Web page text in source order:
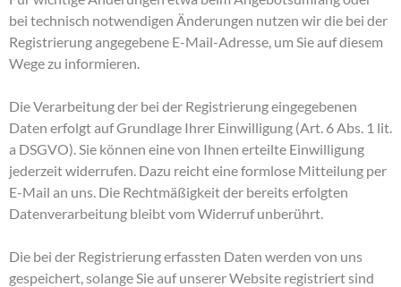
bei technisch notwendigen Änderungen nutzen wir die bei der
Registrierung angegebene E-Mail-Adresse, um Sie auf diesem
Wege zu informieren.
Die Verarbeitung der bei der Registrierung eingegebenen
Daten erfolgt auf Grundlage Ihrer Einwilligung (Art. 6 Abs. 1 lit.
a DSGVO). Sie können eine von Ihnen erteilte Einwilligung
jederzeit widerrufen. Dazu reicht eine formlose Mitteilung per
E-Mail an uns. Die Rechtmäßigkeit der bereits erfolgten
Datenverarbeitung bleibt vom Widerruf unberührt.
Die bei der Registrierung erfassten Daten werden von uns
gespeichert, solange Sie auf unserer Website registriert sind